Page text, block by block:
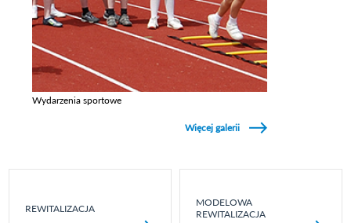
Wydarzenia sportowe
Więcej galerii
REWITALIZACJA
MODELOWA
REWITALIZACJA